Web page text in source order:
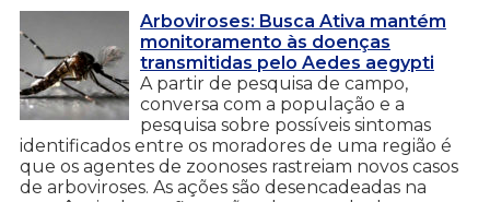
Arboviroses: Busca Ativa mantém
monitoramento às doenças
transmitidas pelo Aedes aegypti
A partir de pesquisa de campo,
conversa com a população e a
pesquisa sobre possíveis sintomas
identificados entre os moradores de uma região é
que os agentes de zoonoses rastreiam novos casos
de arboviroses. As ações são desencadeadas na